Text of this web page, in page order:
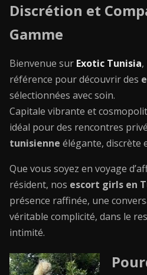
Discrétion et
Gamme
Bienvenue sur Exotic Tunisia
référence pour découvrir des
sélectionnées avec soin.
Capitale vibrante et
idéal pour des rencontres
tunisienne élégante, discrète
Que vous soyez en voyage
résident, nos escort girls en
présence raffinée, une
véritable complicité, dans le
intimité.